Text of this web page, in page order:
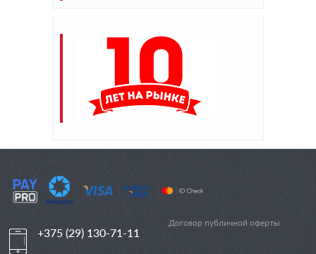
+375 (29) 130-71-11
Договор публичной оферты